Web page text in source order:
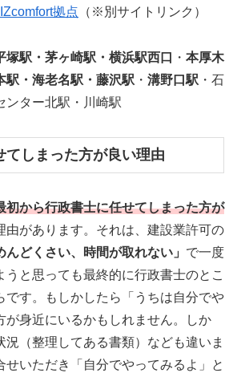
拠点 （※別サイトリンク）
塚駅・茅ヶ崎駅・横浜駅西口 ・ 本厚木
駅・海老名駅・藤沢駅 ・ 溝野口駅 ・石
ンター北駅・川崎駅
てしまった方が良い理由
初から行政書士に任せてしまった方が
由があります。それは、建設業許可の
んどくさい、時間が取れない」 で一度
うと思っても最終的に行政書士のとこ
です。もしかしたら「うちは自分でや
が身近にいるかもしれません。しか
況（整理してある書類）なども違いま
せいただき「自分でやってみるよ」と